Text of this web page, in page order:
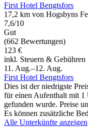
First Hotel Bengtsfors
17,2 km von Hogsbyns
7,6/10
Gut
(662 Bewertungen)
123 €
inkl. Steuern & Gebühren
11. Aug.–12. Aug.
First Hotel Bengtsfors
Dies ist der niedrigste
für einen Aufenthalt mit 1
gefunden wurde. Preise
Es können zusätzliche
Alle Unterkünfte anzeigen